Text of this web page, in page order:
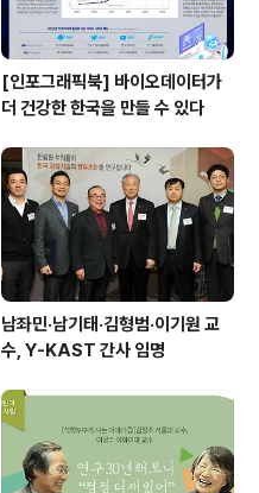
[인포그래픽북] 바이오데이터가
더 건강한 한국을 만들 수 있다
남좌민·남기태·김형범·이기원 교
수, Y-KAST 간사 임명